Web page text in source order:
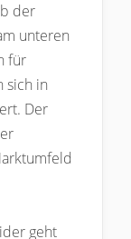
der
unteren
für
sich in
Der
geht